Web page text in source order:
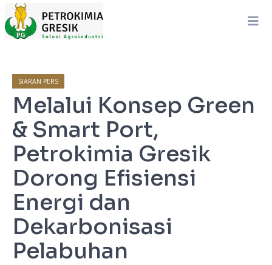
SIARAN PERS
Melalui Konsep Green
& Smart Port,
Petrokimia Gresik
Dorong Efisiensi
Energi dan
Dekarbonisasi
Pelabuhan